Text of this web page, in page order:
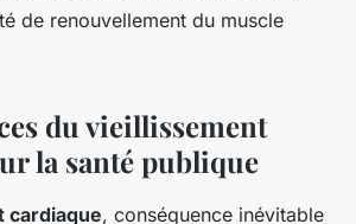
de renouvellement du muscle
du vieillissement
la santé publique
cardiaque, conséquence inévitable